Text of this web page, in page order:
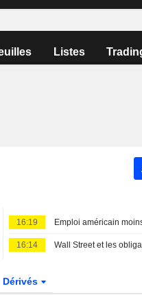
Listes
16:19
16:14
Dérivés